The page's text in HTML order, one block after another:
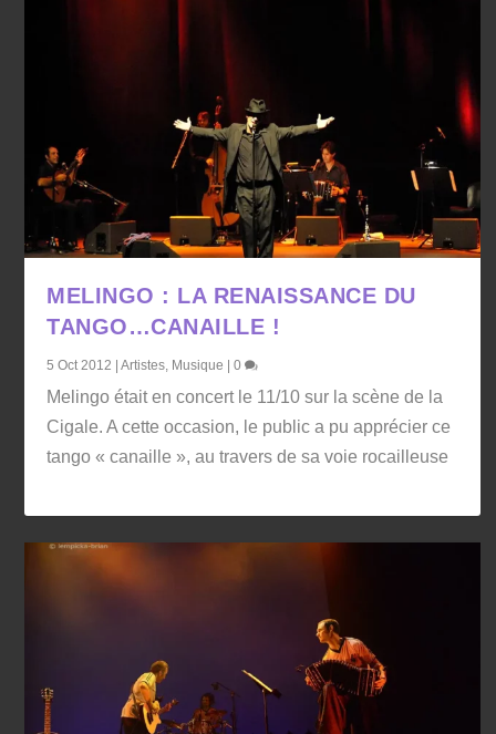
MELINGO : LA RENAISSANCE DU
TANGO…CANAILLE !
5 Oct 2012 |Artistes, Musique |0
Melingo était en concert le 11/10 sur la scène de la
Cigale. A cette occasion, le public a pu apprécier ce
tango « canaille », au travers de sa voie rocailleuse